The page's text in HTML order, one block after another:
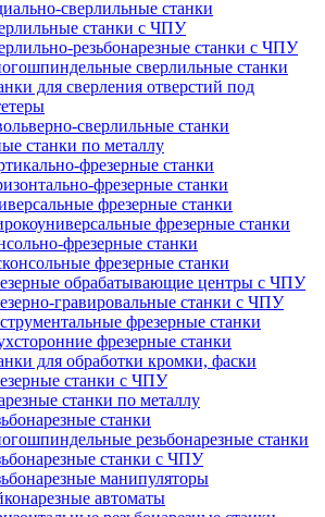
сверлильные станки
станки с ЧПУ
резьбонарезные станки с ЧПУ
сверлильные станки
для сверления отверстий под
сверлильные станки
станки по металлу
фрезерные станки
фрезерные станки
фрезерные станки
фрезерные станки
фрезерные станки
фрезерные станки
обрабатывающие центры с ЧПУ
гравировальные станки с ЧПУ
фрезерные станки
фрезерные станки
для обработки кромки, фаски
станки с ЧПУ
станки по металлу
станки
резьбонарезные станки
станки с ЧПУ
манипуляторы
автоматы